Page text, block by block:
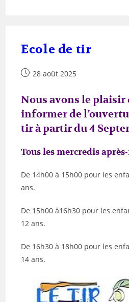
Ecole de tir
28 août 2025
Nous avons le plaisir
informer de
tir à partir du 4
Tous les mercredis
De 14h00 à 15h00 pour les
ans.
De 15h00 à16h30 pour les
12 ans.
De 16h30 à 18h00 pour les
14 ans.